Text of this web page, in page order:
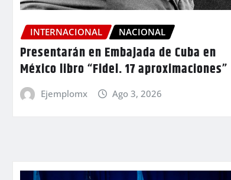
INTERNACIONAL NACIONAL
Presentarán en Embajada de Cuba en
México libro “Fidel. 17 aproximaciones”
Ejemplomx Ago 3, 2026